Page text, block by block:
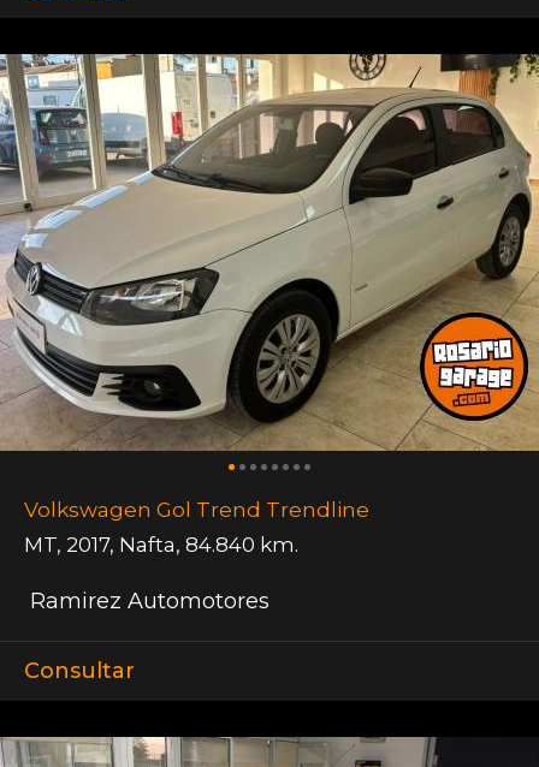
Volkswagen Gol Trend Trendline
MT, 2017, Nafta, 84.840 km.
Ramirez Automotores
Consultar